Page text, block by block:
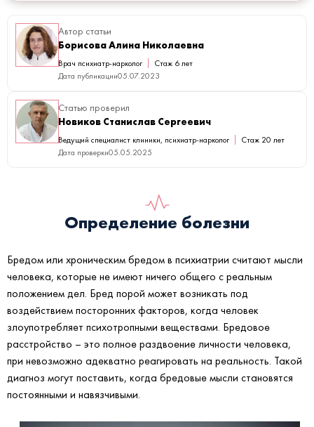
Автор статьи
Борисова Алина Николаевна
Врач психиатр-нарколог
Стаж 6 лет
Дата публикации05.07.2023
Статью проверил
Новиков Станислав Сергеевич
Ведущий специалист клиники, психиатр-нарколог
Стаж 20 лет
Дата проверки05.05.2025
Определение болезни
Бредом или хроническим бредом в психиатрии считают мысли
человека, которые не имеют ничего общего с реальным
положением дел. Бред порой может возникать под
воздействием посторонних факторов, когда человек
злоупотребляет психотропными веществами. Бредовое
расстройство – это полное раздвоение личности человека,
при невозможно адекватно реагировать на реальность. Такой
диагноз могут поставить, когда бредовые мысли становятся
постоянными и навязчивыми.